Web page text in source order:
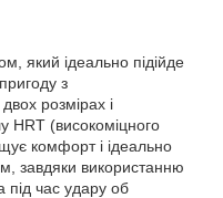
який ідеально підійде
з
розмірах і
HRT (високоміцного
комфорт і ідеально
завдяки використанню
під час удару об